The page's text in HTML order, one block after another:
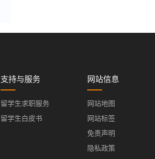
支持与服务
留学生求职服务
留学生白皮书
网站信息
网站地图
网站标签
免责声明
隐私政策